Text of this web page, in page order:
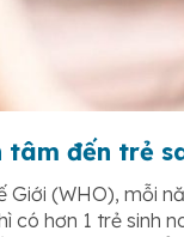
tâm đến trẻ
Giới (WHO), mỗi
có hơn 1 trẻ sinh